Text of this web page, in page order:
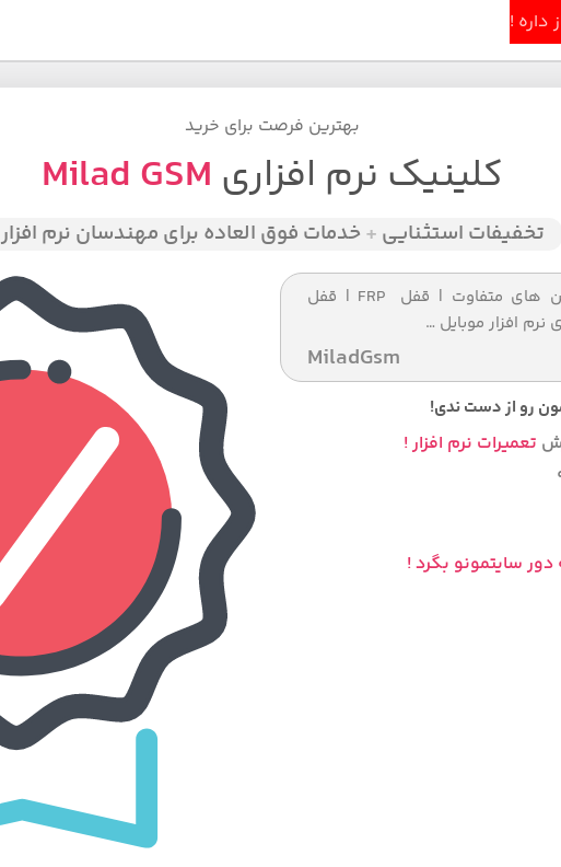
بهترین فرصت برای خرید
کلینیک نرم افزاری Milad GSM
تخفیفات استثنایی + خدمات فوق العاده برای مهندسان نرم افزار
اپل ایدی شخصی با ریجن های متفاوت | قفل FRP | قفل
MiladGsm
رو از دست ندی!
تعمیرات نرم افزار !
دور سایتمونو بگرد !
خانه اصلی
مندی
کنید
ارتباط باشید.
داره !